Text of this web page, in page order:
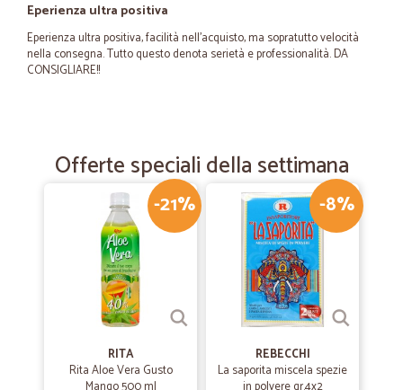
Eperienza ultra positiva
Eperienza ultra positiva, facilità nell'acquisto, ma sopratutto velocità
nella consegna. Tutto questo denota serietà e professionalità. DA
CONSIGLIARE!!
Consegna nei tempi prestabiliti nessun…
Consegna nei tempi prestabiliti nessun problema con il prodotto
—Enrico R.
Tutto perfetto
17/02/2023
—Trustpilot
Offerte speciali della settimana
-21%
RITA
Rita Aloe Vera Gusto
-8%
REBECCHI
La saporita miscela spezie